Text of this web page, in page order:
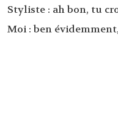
Styliste : ah bon, tu
Moi : ben